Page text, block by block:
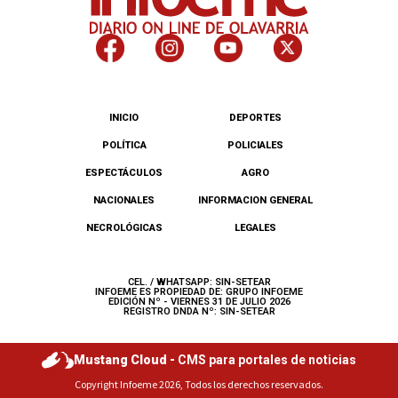
INICIO DEPORTES
POLÍTICA POLICIALES
ESPECTÁCULOS AGRO
NACIONALES INFORMACION GENERAL
NECROLÓGICAS LEGALES
CEL. / WHATSAPP: SIN-SETEAR
INFOEME ES PROPIEDAD DE: GRUPO INFOEME
EDICIÓN Nº - VIERNES 31 DE JULIO 2026
REGISTRO DNDA Nº: SIN-SETEAR
Mustang Cloud - CMS para portales de noticias
Copyright Infoeme 2026, Todos los derechos reservados.